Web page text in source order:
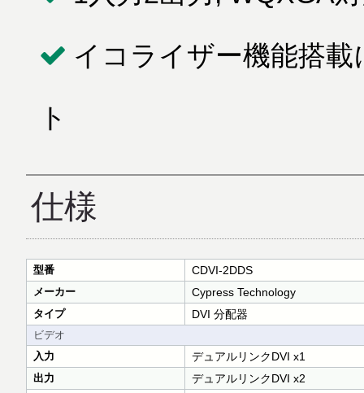
イコライザー機能搭
ト
仕様
型番 CDVI-2DDS
メーカー Cypress Technology
タイプ DVI 分配器
ビデオ
入力
デュアルリンクDVI x1
出力 デュアルリンクDVI x2